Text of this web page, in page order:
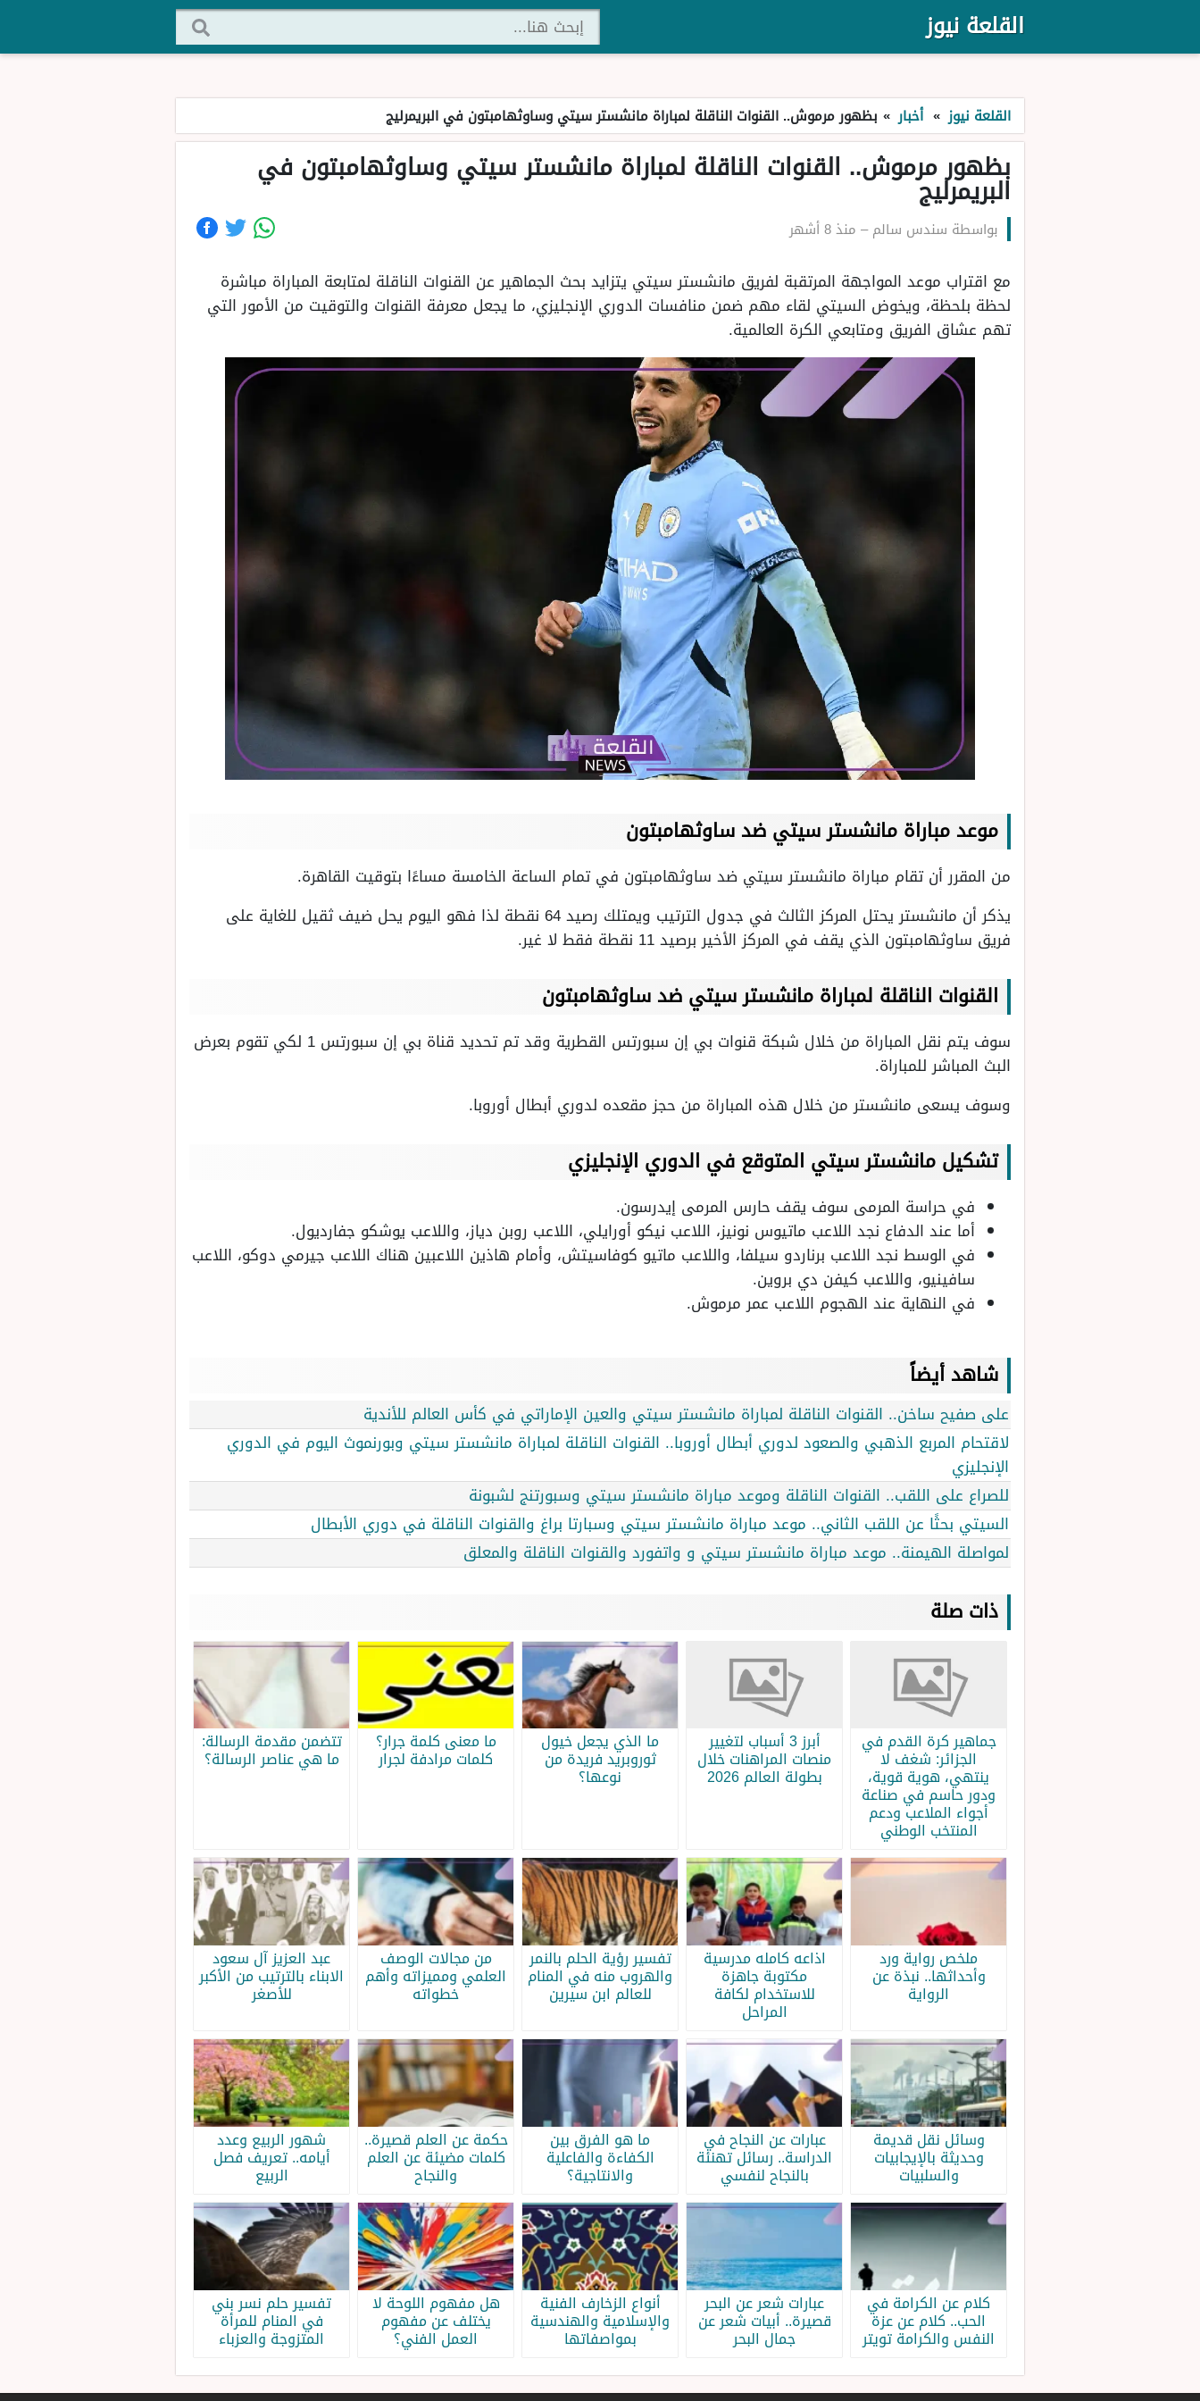
القلعة نيوز
القلعة نيوز » أخبار » بظهور مرموش.. القنوات الناقلة لمباراة مانشستر سيتي وساوثهامبتون في البريمرليج
بظهور مرموش.. القنوات الناقلة لمباراة مانشستر سيتي وساوثهامبتون في
البريمرليج
بواسطة سندس سالم– منذ 8 أشهر
مع اقتراب موعد المواجهة المرتقبة لفريق مانشستر سيتي يتزايد بحث الجماهير عن القنوات الناقلة لمتابعة المباراة مباشرة
لحظة بلحظة، ويخوض السيتي لقاء مهم ضمن منافسات الدوري الإنجليزي، ما يجعل معرفة القنوات والتوقيت من الأمور التي
تهم عشاق الفريق ومتابعي الكرة العالمية.
موعد مباراة مانشستر سيتي ضد ساوثهامبتون
من المقرر أن تقام مباراة مانشستر سيتي ضد ساوثهامبتون في تمام الساعة الخامسة مساءًا بتوقيت القاهرة.
يذكر أن مانشستر يحتل المركز الثالث في جدول الترتيب ويمتلك رصيد 64 نقطة لذا فهو اليوم يحل ضيف ثقيل للغاية على
فريق ساوثهامبتون الذي يقف في المركز الأخير برصيد 11 نقطة فقط لا غير.
القنوات الناقلة لمباراة مانشستر سيتي ضد ساوثهامبتون
سوف يتم نقل المباراة من خلال شبكة قنوات بي إن سبورتس القطرية وقد تم تحديد قناة بي إن سبورتس 1 لكي تقوم بعرض
البث المباشر للمباراة.
وسوف يسعى مانشستر من خلال هذه المباراة من حجز مقعده لدوري أبطال أوروبا.
تشكيل مانشستر سيتي المتوقع في الدوري الإنجليزي
في حراسة المرمى سوف يقف حارس المرمى إيدرسون.
أما عند الدفاع نجد اللاعب ماتيوس نونيز، اللاعب نيكو أورايلي، اللاعب روبن دياز، واللاعب يوشكو جفارديول.
في الوسط نجد اللاعب برناردو سيلفا، واللاعب ماتيو كوفاسيتش، وأمام هاذين اللاعبين هناك اللاعب جيرمي دوكو، اللاعب
سافينيو، واللاعب كيفن دي بروين.
في النهاية عند الهجوم اللاعب عمر مرموش.
شاهد أيضاً
على صفيح ساخن.. القنوات الناقلة لمباراة مانشستر سيتي والعين الإماراتي في كأس العالم للأندية
لاقتحام المربع الذهبي والصعود لدوري أبطال أوروبا.. القنوات الناقلة لمباراة مانشستر سيتي وبورنموث اليوم في الدوري
الإنجليزي
للصراع على اللقب.. القنوات الناقلة وموعد مباراة مانشستر سيتي وسبورتنج لشبونة
السيتي بحثًا عن اللقب الثاني.. موعد مباراة مانشستر سيتي وسبارتا براغ والقنوات الناقلة في دوري الأبطال
لمواصلة الهيمنة.. موعد مباراة مانشستر سيتي و واتفورد والقنوات الناقلة والمعلق
ذات صلة
جماهير كرة القدم في
الجزائر: شغف لا
ينتهي، هوية قوية،
ودور حاسم في صناعة
أجواء الملاعب ودعم
المنتخب الوطني
أبرز 3 أسباب لتغيير
منصات المراهنات خلال
بطولة العالم 2026
ما الذي يجعل خيول
ثوروبريد فريدة من
نوعها؟
ما معنى كلمة جرار؟
كلمات مرادفة لجرار
تتضمن مقدمة الرسالة:
ما هي عناصر الرسالة؟
ملخص رواية ورد
وأحداثها.. نبذة عن
الرواية
اذاعه كامله مدرسية
مكتوبة جاهزة
للاستخدام لكافة
المراحل
تفسير رؤية الحلم بالنمر
والهروب منه في المنام
للعالم ابن سيرين
من مجالات الوصف
العلمي ومميزاته وأهم
خطواته
عبد العزيز آل سعود
الابناء بالترتيب من الأكبر
للأصغر
وسائل نقل قديمة
وحديثة بالإيجابيات
والسلبيات
عبارات عن النجاح في
الدراسة.. رسائل تهنئة
بالنجاح لنفسي
ما هو الفرق بين
الكفاءة والفاعلية
والانتاجية؟
حكمة عن العلم قصيرة..
كلمات مضيئة عن العلم
والنجاح
شهور الربيع وعدد
أيامه.. تعريف فصل
الربيع
كلام عن الكرامة في
الحب.. كلام عن عزة
النفس والكرامة تويتر
عبارات شعر عن البحر
قصيرة.. أبيات شعر عن
جمال البحر
أنواع الزخارف الفنية
والإسلامية والهندسية
بمواصفاتها
هل مفهوم اللوحة لا
يختلف عن مفهوم
العمل الفني؟
تفسير حلم نسر بني
في المنام للمرأة
المتزوجة والعزباء